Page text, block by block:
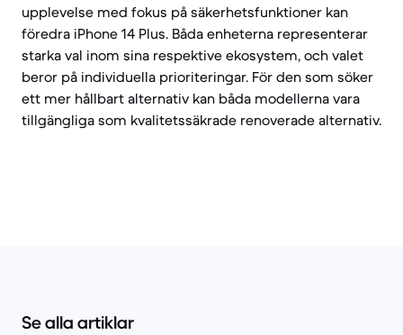
upplevelse med fokus på säkerhetsfunktioner kan
föredra iPhone 14 Plus. Båda enheterna representerar
starka val inom sina respektive ekosystem, och valet
beror på individuella prioriteringar. För den som söker
ett mer hållbart alternativ kan båda modellerna vara
tillgängliga som kvalitetssäkrade renoverade alternativ.
Se alla artiklar